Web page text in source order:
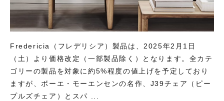
Fredericia（フレデリシア）製品は、2025年2月1日
（土）より価格改定（一部製品除く）となります。全カテ
ゴリーの製品を対象に約5%程度の値上げを予定しており
ますが、ボーエ・モーエンセンの名作、J39チェア（ピー
プルズチェア）とスパ ...